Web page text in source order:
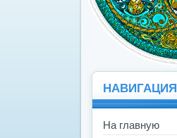
НАВИГАЦИЯ
На главную